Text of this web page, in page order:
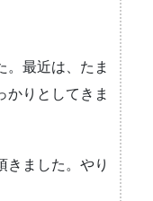
。最近は、たま
かりとしてきま
きました。やり